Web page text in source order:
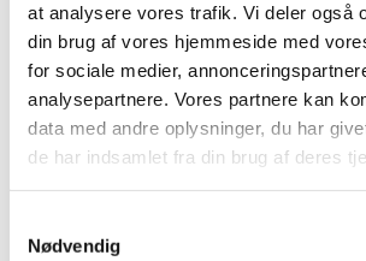
at analysere vores trafik. Vi deler også
din brug af vores hjemmeside med
for sociale medier,
analysepartnere. Vores partnere kan
data med andre oplysninger, du har
de har indsamlet fra din brug af deres
Nødvendig
Fast
Fast